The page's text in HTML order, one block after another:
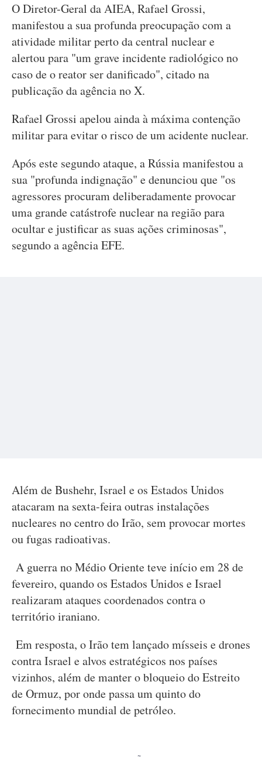
O Diretor-Geral da AIEA, Rafael Grossi,
manifestou a sua profunda preocupação com a
atividade militar perto da central nuclear e
alertou para "um grave incidente radiológico no
caso de o reator ser danificado", citado na
publicação da agência no X.
Rafael Grossi apelou ainda à máxima contenção
militar para evitar o risco de um acidente nuclear.
Após este segundo ataque, a Rússia manifestou a
sua "profunda indignação" e denunciou que "os
agressores procuram deliberadamente provocar
uma grande catástrofe nuclear na região para
ocultar e justificar as suas ações criminosas",
segundo a agência EFE.
Além de Bushehr, Israel e os Estados Unidos
atacaram na sexta-feira outras instalações
nucleares no centro do Irão, sem provocar mortes
ou fugas radioativas.
A guerra no Médio Oriente teve início em 28 de
fevereiro, quando os Estados Unidos e Israel
realizaram ataques coordenados contra o
território iraniano.
Em resposta, o Irão tem lançado mísseis e drones
contra Israel e alvos estratégicos nos países
vizinhos, além de manter o bloqueio do Estreito
de Ormuz, por onde passa um quinto do
fornecimento mundial de petróleo.